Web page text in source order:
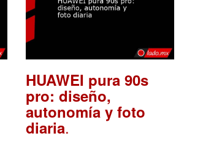
HUAWEI pura 90s
pro: diseño,
autonomía y foto
diaria.